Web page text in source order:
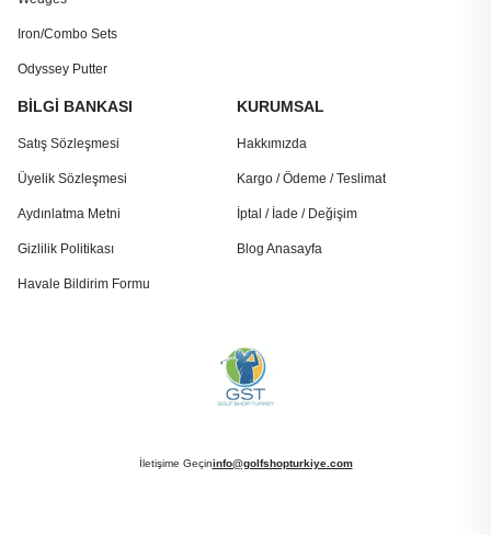
İletişime Geçininfo@golfshopturkiye.com
Iron/Combo Sets
Odyssey Putter
BİLGİ BANKASI
Satış Sözleşmesi
Üyelik Sözleşmesi
Aydınlatma Metni
Gizlilik Politikası
Havale Bildirim Formu
KURUMSAL
Hakkımızda
Kargo / Ödeme / Teslimat
İptal / İade / Değişim
Blog Anasayfa